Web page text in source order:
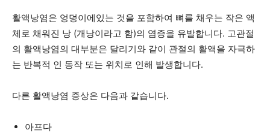
활액낭염은 엉덩이에있는 것을 포함하여 뼈를 채우는 작은 액
체로 채워진 낭 (개낭이라고 함)의 염증을 유발합니다. 고관절
의 활액낭염의 대부분은 달리기와 같이 관절의 활액을 자극하
는 반복적 인 동작 또는 위치로 인해 발생합니다.
다른 활액낭염 증상은 다음과 같습니다.
아프다